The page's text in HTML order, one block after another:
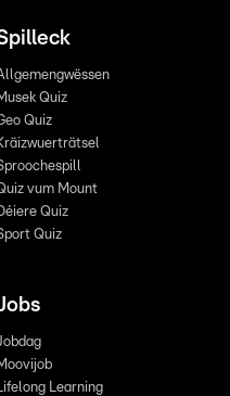
Quiz
Quiz
vum Mount
Quiz
Quiz
Learning